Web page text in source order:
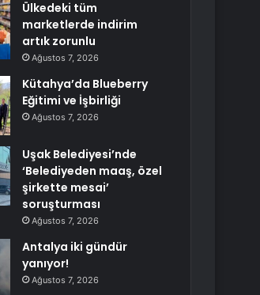
Ülkedeki tüm
marketlerde indirim
artık zorunlu
Ağustos 7, 2026
Kütahya’da Blueberry
Eğitimi ve İşbirliği
Ağustos 7, 2026
Uşak Belediyesi’nde
‘Belediyeden maaş, özel
şirkette mesai’
soruşturması
Ağustos 7, 2026
Antalya iki gündür
yanıyor!
Ağustos 7, 2026